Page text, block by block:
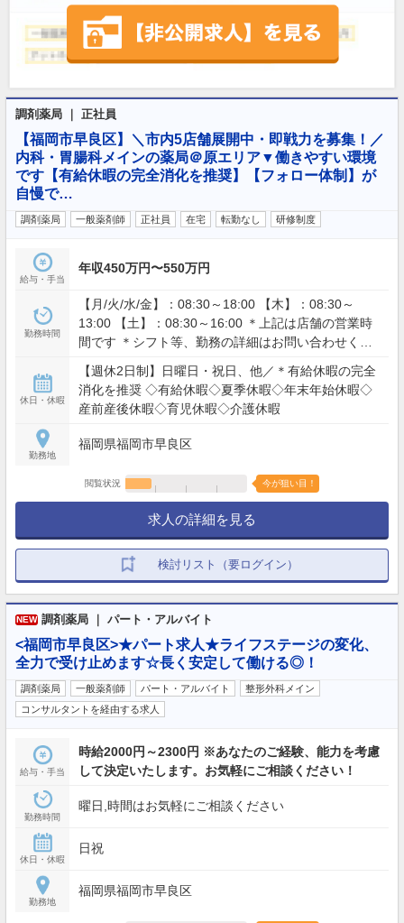
調剤薬局 ｜ 正社員
【福岡市早良区】＼市内5店舗展開中・即戦力を募集！／
内科・胃腸科メインの薬局＠原エリア▼働きやすい環境
です【有給休暇の完全消化を推奨】【フォロー体制】が
自慢で…
調剤薬局 一般薬剤師 正社員 在宅 転勤なし 研修制度
給与・手当
年収450万円〜550万円
勤務時間
【月/火/水/金】：08:30～18:00 【木】：08:30～
13:00 【土】：08:30～16:00 ＊上記は店舗の営業時
間です ＊シフト等、勤務の詳細はお問い合わせくだ
休日・休暇
【週休2日制】日曜日・祝日、他／＊有給休暇の完全
消化を推奨 ◇有給休暇◇夏季休暇◇年末年始休暇◇
産前産後休暇◇育児休暇◇介護休暇
勤務地
福岡県福岡市早良区
閲覧状況 今が狙い目！
求人の詳細を見る
検討リスト（要ログイン）
NEW 調剤薬局 ｜ パート・アルバイト
<福岡市早良区>★パート求人★ライフステージの変化、
全力で受け止めます☆長く安定して働ける◎！
調剤薬局 一般薬剤師 パート・アルバイト
整形外科メイン
コンサルタントを経由する求人
給与・手当
時給2000円～2300円 ※あなたのご経験、能力を考慮
して決定いたします。お気軽にご相談ください！
勤務時間
曜日,時間はお気軽にご相談ください
休日・休暇
日祝
勤務地
福岡県福岡市早良区